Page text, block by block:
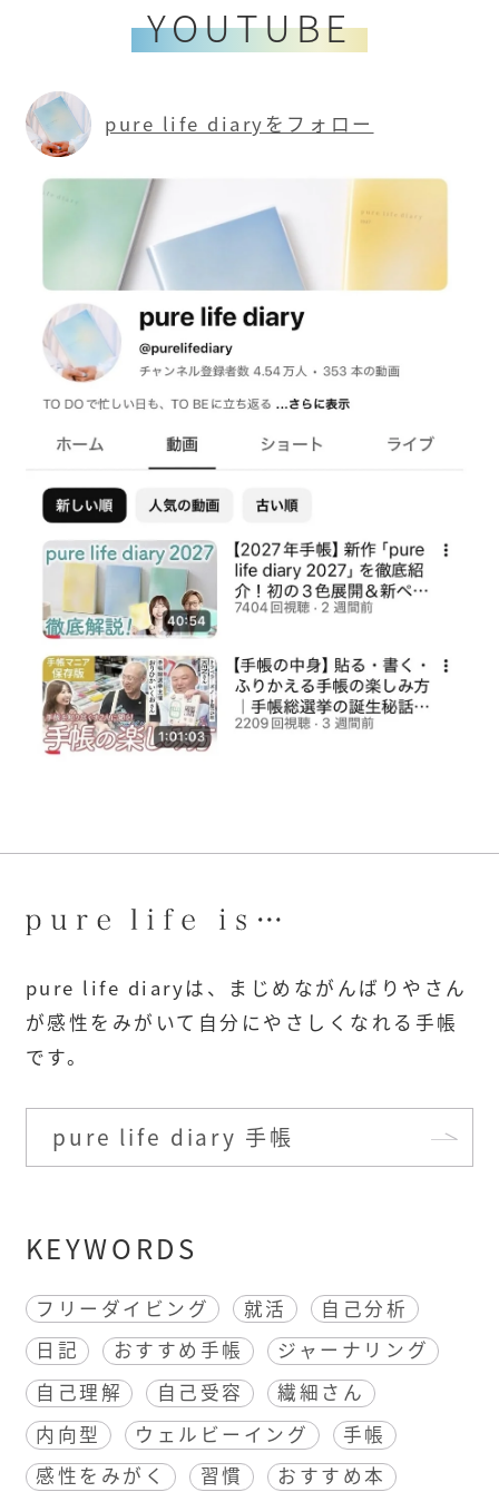
YOUTUBE
pure life diaryをフォロー
pure life diaryは、まじめながんばりやさん
が感性をみがいて自分にやさしくなれる手帳
です。
pure life diary 手帳
KEYWORDS
フリーダイビング 就活
自己分析
日記
おすすめ手帳
ジャーナリング
自己理解
自己受容
繊細さん
内向型
ウェルビーイング
手帳
感性をみがく
習慣
おすすめ本